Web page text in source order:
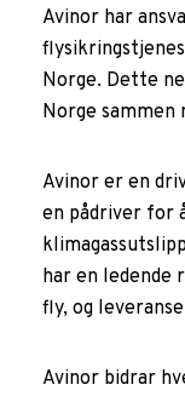
Avinor har
Norge. Dette
Norge sammen
Avinor er en
en pådriver for
har en ledende
fly, og
Avinor bidrar